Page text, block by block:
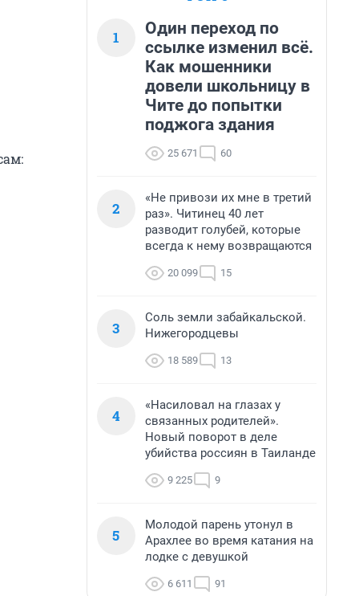
1
Один переход по
ссылке изменил всё.
Как мошенники
довели школьницу в
Чите до попытки
поджога здания
25 671 60
2
«Не привози их мне в третий
раз». Читинец 40 лет
разводит голубей, которые
всегда к нему возвращаются
20 099 15
3
Соль земли забайкальской.
Нижегородцевы
18 589 13
4
«Насиловал на глазах у
связанных родителей».
Новый поворот в деле
убийства россиян в Таиланде
9 225 9
5
Молодой парень утонул в
Арахлее во время катания на
лодке с девушкой
6 611 91